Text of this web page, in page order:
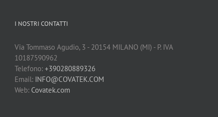
I NOSTRI CONTATTI
Via Tommaso Agudio, 3 - 20154 MILANO (MI) - P. IVA
10187590962
Telefono: +390280889326
Email: INFO@COVATEK.COM
Web: Covatek.com